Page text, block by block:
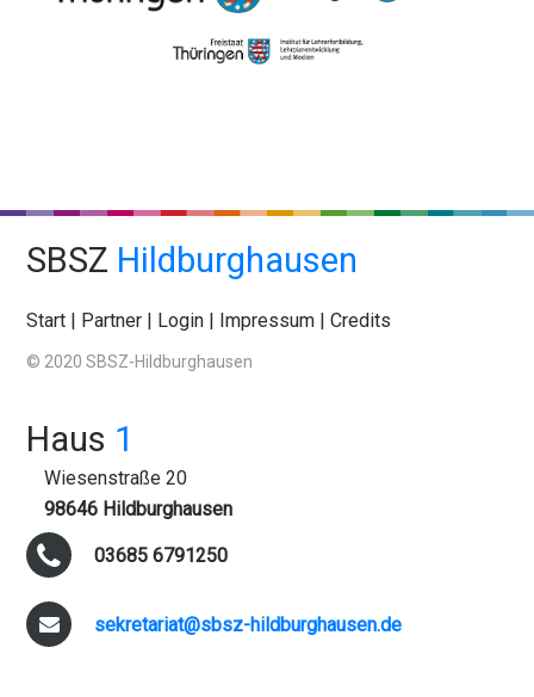
SBSZ Hildburghausen
Start | Partner | Login | Impressum |Credits
© 2020 SBSZ-Hildburghausen
Haus 1
Wiesenstraße 20
98646 Hildburghausen
03685 6791250
sekretariat@sbsz-hildburghausen.de